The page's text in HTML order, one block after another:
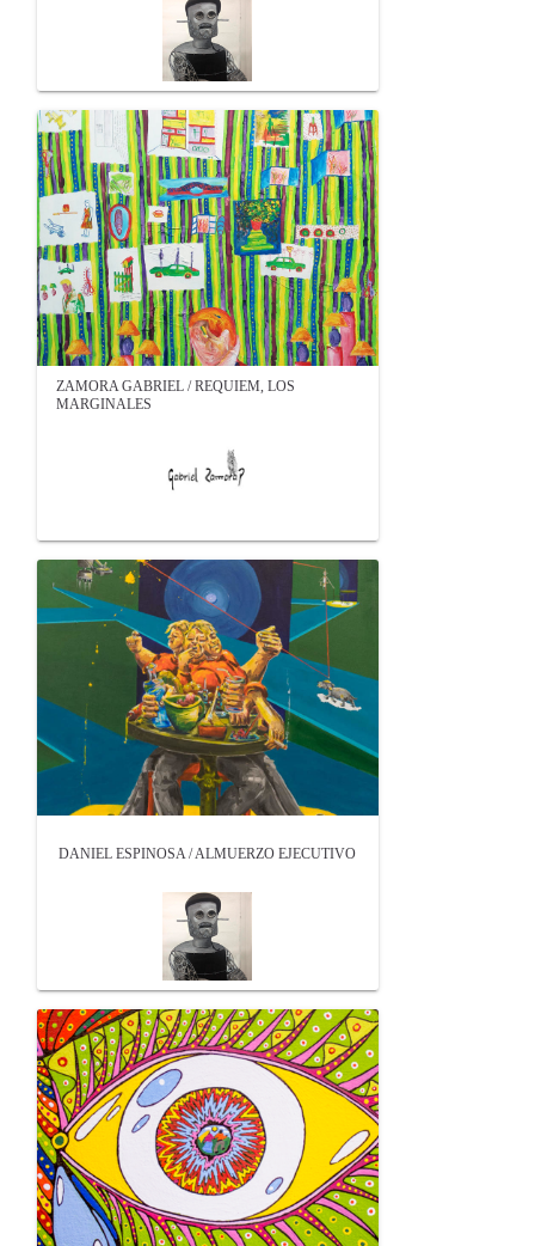
ZAMORA GABRIEL / REQUIEM, LOS
MARGINALES
DANIEL ESPINOSA / ALMUERZO EJECUTIVO